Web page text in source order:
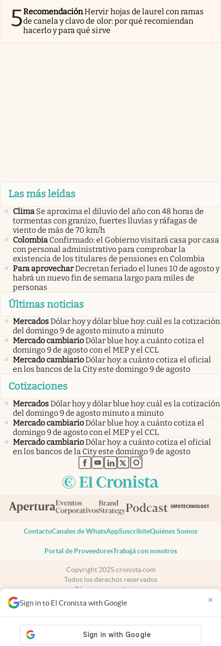
Sign in to El Cronista with Google ×
5RecomendaciónHervir hojas de laurel con ramas
de canela y clavo de olor: por qué recomiendan
hacerlo y para qué sirve
Las más leídas
Clima Se aproxima el diluvio del año con 48 horas de
tormentas con granizo, fuertes lluvias y ráfagas de
viento de más de 70 km/h
Colombia Confirmado: el Gobierno visitará casa por casa
con personal administrativo para comprobar la
existencia de los titulares de pensiones en Colombia
Para aprovecharDecretan feriado el lunes 10 de agosto y
habrá un nuevo fin de semana largo para miles de
personas
Últimas noticias
MercadosDólar hoy y dólar blue hoy: cuál es la cotización
del domingo 9 de agosto minuto a minuto
Mercado cambiarioDólar blue hoy: a cuánto cotiza el
domingo 9 de agosto con el MEP y el CCL
Mercado cambiarioDólar hoy: a cuánto cotiza el oficial
en los bancos de la City este domingo 9 de agosto
Cotizaciones
MercadosDólar hoy y dólar blue hoy: cuál es la cotización
del domingo 9 de agosto minuto a minuto
Mercado cambiarioDólar blue hoy: a cuánto cotiza el
domingo 9 de agosto con el MEP y el CCL
Mercado cambiarioDólar hoy: a cuánto cotiza el oficial
en los bancos de la City este domingo 9 de agosto
abre en nueva pestaña
abre en nueva pestaña
abre en nueva pestaña
abre en nueva pestaña
abre en nueva pestaña
ContactoCanales de WhatsAppSuscribiteQuiénes Somos
Portal de ProveedoresTrabajá con nosotros
Copyright 2025 cronista.com
Todos los derechos reservados
Términos y condiciones
Privacidad
Consentimiento
cronista.com
es propiedad de El Cronista Comercial S.A Registro de